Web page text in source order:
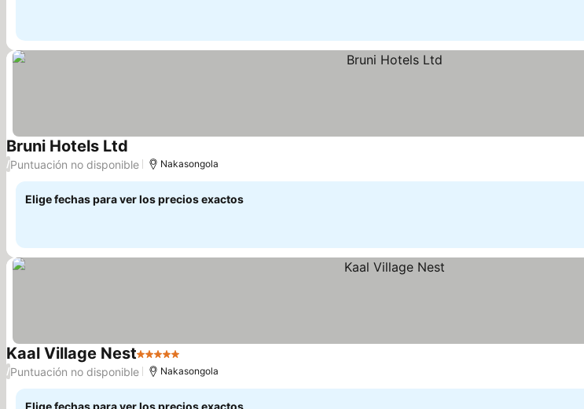
Bruni Hotels Ltd
/Puntuación no disponible Nakasongola
Elige fechas para ver los precios exactos
Kaal Village Nest5 Estrellas
/Puntuación no disponible Nakasongola
Elige fechas para ver los precios exactos